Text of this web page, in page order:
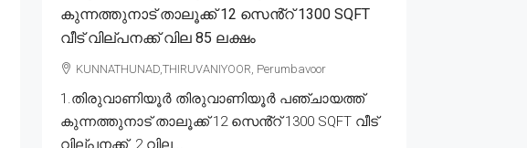
കുന്നത്തുനാട് താലൂക്ക് 12 സെൻ്റ് 1300 SQFT
വീട് വില്പനക്ക് വില 85 ലക്ഷം
KUNNATHUNAD,THIRUVANIYOOR, Perumbavoor
1.തിരുവാണിയൂർ തിരുവാണിയൂർ പഞ്ചായത്ത്
കുന്നത്തുനാട് താലൂക്ക് 12 സെൻ്റ് 1300 SQFT വീട്
വില്പനക്ക്. 2.വില...